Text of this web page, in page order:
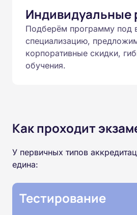
Индивидуальные
Подберём программу под
специализацию,
корпоративные скидки,
обучения.
Как проходит
У первичных типов
едина:
Тестирование